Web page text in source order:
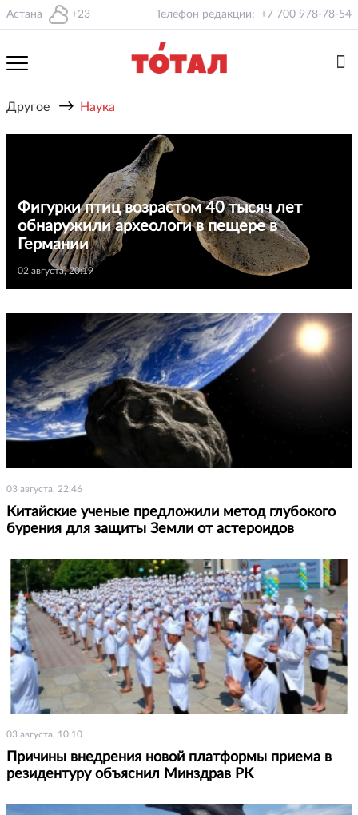
Астана +23 Телефон редакции: +7 700 978-78-54
Другое → Наука
Фигурки птиц возрастом 40 тысяч лет
обнаружили археологи в пещере в
Германии
02 августа, 20:19
03 августа, 22:46
Китайские ученые предложили метод глубокого
бурения для защиты Земли от астероидов
03 августа, 10:10
Причины внедрения новой платформы приема в
резидентуру объяснил Минздрав РК